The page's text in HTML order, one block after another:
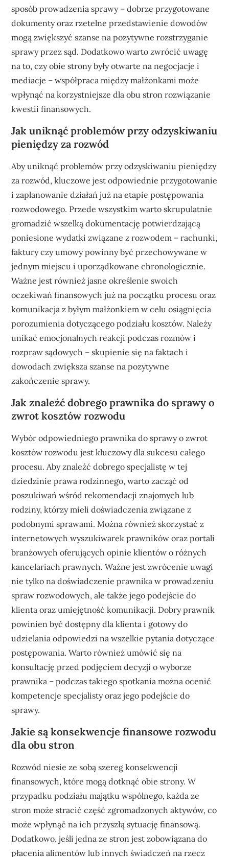
sposób prowadzenia sprawy – dobrze przygotowane
dokumenty oraz rzetelne przedstawienie dowodów
mogą zwiększyć szanse na pozytywne rozstrzyganie
sprawy przez sąd. Dodatkowo warto zwrócić uwagę
na to, czy obie strony były otwarte na negocjacje i
mediacje – współpraca między małżonkami może
wpłynąć na korzystniejsze dla obu stron rozwiązanie
kwestii finansowych.
Jak uniknąć problemów przy odzyskiwaniu
pieniędzy za rozwód
Aby uniknąć problemów przy odzyskiwaniu pieniędzy
za rozwód, kluczowe jest odpowiednie przygotowanie
i zaplanowanie działań już na etapie postępowania
rozwodowego. Przede wszystkim warto skrupulatnie
gromadzić wszelką dokumentację potwierdzającą
poniesione wydatki związane z rozwodem – rachunki,
faktury czy umowy powinny być przechowywane w
jednym miejscu i uporządkowane chronologicznie.
Ważne jest również jasne określenie swoich
oczekiwań finansowych już na początku procesu oraz
komunikacja z byłym małżonkiem w celu osiągnięcia
porozumienia dotyczącego podziału kosztów. Należy
unikać emocjonalnych reakcji podczas rozmów i
rozpraw sądowych – skupienie się na faktach i
dowodach zwiększa szanse na pozytywne
zakończenie sprawy.
Jak znaleźć dobrego prawnika do sprawy o
zwrot kosztów rozwodu
Wybór odpowiedniego prawnika do sprawy o zwrot
kosztów rozwodu jest kluczowy dla sukcesu całego
procesu. Aby znaleźć dobrego specjalistę w tej
dziedzinie prawa rodzinnego, warto zacząć od
poszukiwań wśród rekomendacji znajomych lub
rodziny, którzy mieli doświadczenia związane z
podobnymi sprawami. Można również skorzystać z
internetowych wyszukiwarek prawników oraz portali
branżowych oferujących opinie klientów o różnych
kancelariach prawnych. Ważne jest zwrócenie uwagi
nie tylko na doświadczenie prawnika w prowadzeniu
spraw rozwodowych, ale także jego podejście do
klienta oraz umiejętność komunikacji. Dobry prawnik
powinien być dostępny dla klienta i gotowy do
udzielania odpowiedzi na wszelkie pytania dotyczące
postępowania. Warto również umówić się na
konsultację przed podjęciem decyzji o wyborze
prawnika – podczas takiego spotkania można ocenić
kompetencje specjalisty oraz jego podejście do
sprawy.
Jakie są konsekwencje finansowe rozwodu
dla obu stron
Rozwód niesie ze sobą szereg konsekwencji
finansowych, które mogą dotknąć obie strony. W
przypadku podziału majątku wspólnego, każda ze
stron może stracić część zgromadzonych aktywów, co
może wpłynąć na ich przyszłą sytuację finansową.
Dodatkowo, jeśli jedna ze stron jest zobowiązana do
płacenia alimentów lub innych świadczeń na rzecz